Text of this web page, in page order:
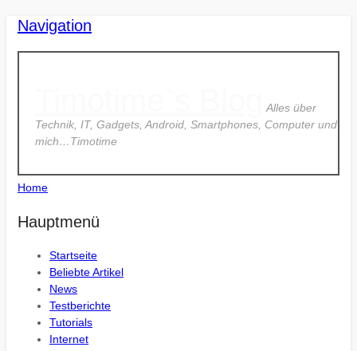
Navigation
Alles über
Technik, IT, Gadgets, Android, Smartphones, Computer und
mich…Timotime
Home
Hauptmenü
Startseite
Beliebte Artikel
News
Testberichte
Tutorials
Internet